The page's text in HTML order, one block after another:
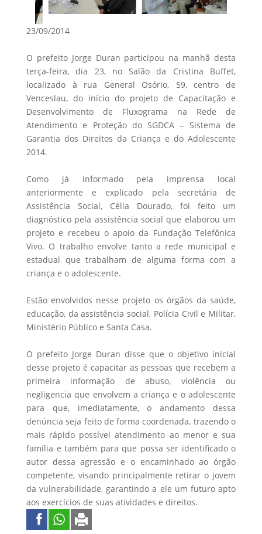
23/09/2014
O prefeito Jorge Duran participou na manhã desta
terça-feira, dia 23, no Salão da Cristina Buffet,
localizado à rua General Osório, 59, centro de
Venceslau, do início do projeto de Capacitação e
Desenvolvimento de Fluxograma na Rede de
Atendimento e Proteção do SGDCA – Sistema de
Garantia dos Direitos da Criança e do Adolescente
2014.
Como já informado pela imprensa local
anteriormente e explicado pela secretária de
Assistência Social, Célia Dourado, foi feito um
diagnóstico pela assistência social que elaborou um
projeto e recebeu o apoio da Fundação Telefônica
Vivo. O trabalho envolve tanto a rede municipal e
estadual que trabalham de alguma forma com a
criança e o adolescente.
Estão envolvidos nesse projeto os órgãos da saúde,
educação, da assistência social, Polícia Civil e Militar,
Ministério Público e Santa Casa.
O prefeito Jorge Duran disse que o objetivo inicial
desse projeto é capacitar as pessoas que recebem a
primeira informação de abuso, violência ou
negligencia que envolvem a criança e o adolescente
para que, imediatamente, o andamento dessa
denúncia seja feito de forma coordenada, trazendo o
mais rápido possível atendimento ao menor e sua
família e também para que possa ser identificado o
autor dessa agressão e o encaminhado ao órgão
competente, visando principalmente retirar o jovem
da vulnerabilidade, garantindo a ele um futuro apto
aos exercícios de suas atividades e direitos.